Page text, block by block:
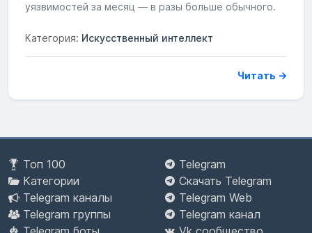
уязвимостей за месяц — в разы больше обычного.
Категория: Искусственный интеллект
Читать →
Топ 100
Категории
Telegram каналы
Telegram группы
Telegram
Скачать Telegram
Telegram Web
Telegram канал